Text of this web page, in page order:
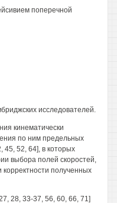
поперечной
исследователей.
кинематически
по ним предельных
45, 52, 64], в которых
выбора полей скоростей,
полученных
28, 33-37, 56, 60, 66, 71]